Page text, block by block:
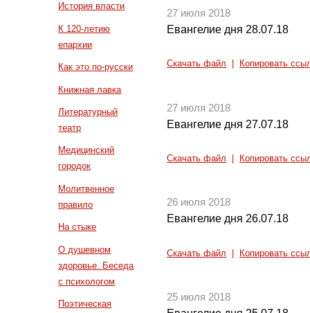
История власти
К 120-летию
епархии
Как это по-русски
Книжная лавка
Литературный
театр
Медицинский
городок
Молитвенное
правило
На стыке
О душевном
здоровье. Беседа
с психологом
Поэтическая
27 июля 2018
Евангелие дня 28.07.18
Скачать файл Копировать
27 июля 2018
Евангелие дня 27.07.18
Скачать файл Копировать
26 июля 2018
Евангелие дня 26.07.18
Скачать файл Копировать
25 июля 2018